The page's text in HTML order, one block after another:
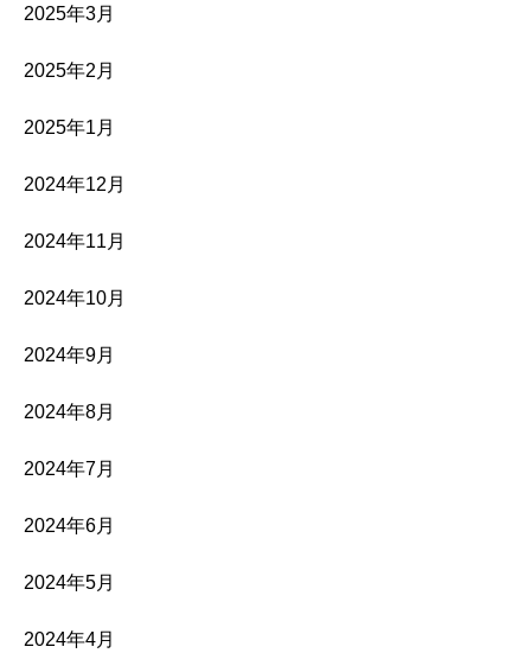
2025年3月
2025年2月
2025年1月
2024年12月
2024年11月
2024年10月
2024年9月
2024年8月
2024年7月
2024年6月
2024年5月
2024年4月